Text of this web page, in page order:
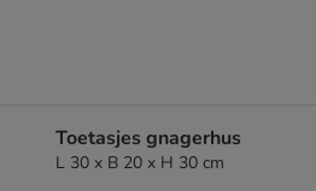
Toetasjes gnagerhus
L 30 x B 20 x H 30 cm